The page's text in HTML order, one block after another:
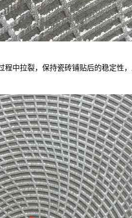
中拉裂，保持瓷砖铺贴后的稳定性